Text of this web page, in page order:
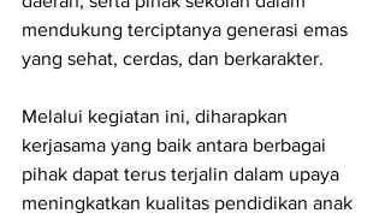
mendukung terciptanya generasi emas
yang sehat, cerdas, dan berkarakter.
Melalui kegiatan ini, diharapkan
kerjasama yang baik antara berbagai
pihak dapat terus terjalin dalam upaya
meningkatkan kualitas pendidikan anak